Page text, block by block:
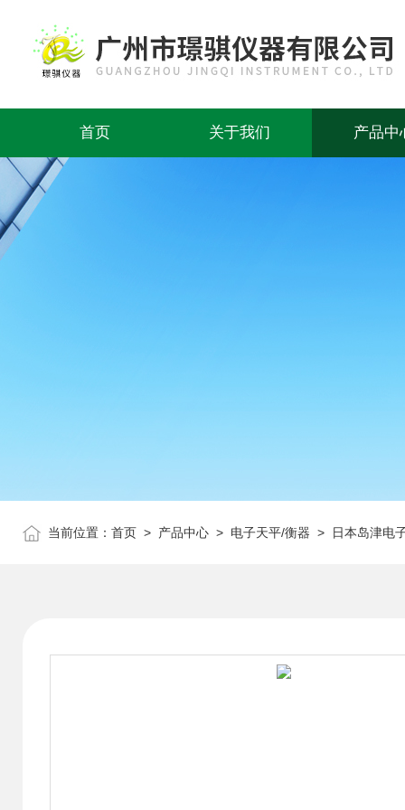
首页 关于我们 产品中
当前位置： 首页 > 产品中心 > 电子天平/衡器 > 日本岛津电